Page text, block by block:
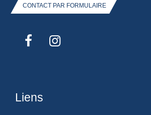
CONTACT PAR FORMULAIRE
Liens